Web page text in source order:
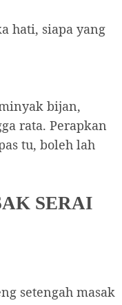
hati, siapa yang
bijan,
rata. Perapkan
tu, boleh lah
SERAI
setengah masak